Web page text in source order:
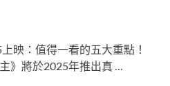
映：值得一看的五大重點！
》將於2025年推出真 …